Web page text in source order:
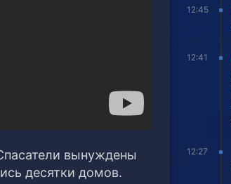
вынуждены
десятки домов.
12:45
12:41
12:27